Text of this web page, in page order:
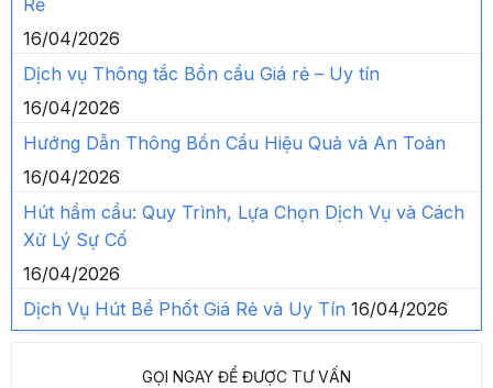
Rẻ
16/04/2026
Dịch vụ Thông tắc Bồn cầu Giá rẻ – Uy tín
16/04/2026
Hướng Dẫn Thông Bồn Cầu Hiệu Quả và An Toàn
16/04/2026
Hút hầm cầu: Quy Trình, Lựa Chọn Dịch Vụ và Cách
Xử Lý Sự Cố
16/04/2026
Dịch Vụ Hút Bể Phốt Giá Rẻ và Uy Tín 16/04/2026
GỌI NGAY ĐỂ ĐƯỢC TƯ VẤN